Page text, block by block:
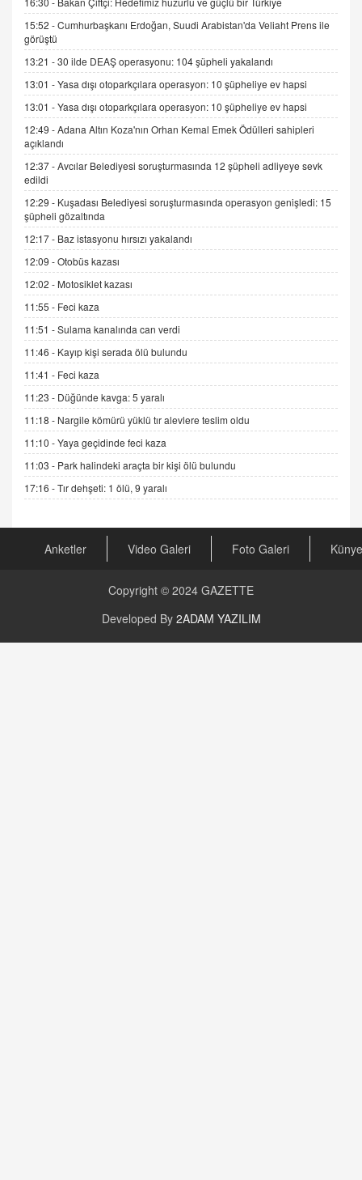
15.09.2025 16:17
SEHER EREK
Kış Ayları Geldi, Hangi Önlemler Alınmalı?
9.12.2025 10:11
İNCİ GÜL AKÖL
06.07.2026 13:00
ADEM AKÖL
Esed Destekçilerinin Yüzüne Vurulan Şamar:
Sednaya
11.12.2024 12:30
DR. EKREM ASLAN
Gerçek Ne, Algı Ne? "Beraber Yürüyoruz"
Cümlesinin Peşinden
19.07.2025 12:45
GÖNÜL MENEKŞE
Şifacının Yolu
04.11.2025 12:56
AV. RÜMEYSA ÖZKALE
Kira Uyuşmazlıklarında Dava Açmadan Önce
Arabulucuya Başvuru Şartı
CAN UĞURATEŞ
Değişen yapısıyla Suriye
GÜNLÜK BURÇ YORUMU
15:52 -Cumhurbaşkanı Erdoğan, Suudi Arabistan'da Veliaht Prens ile
görüştü
13:21 -30 ilde DEAŞ operasyonu: 104 şüpheli yakalandı
13:01 -Yasa dışı otoparkçılara operasyon: 10 şüpheliye ev hapsi
13:01 -Yasa dışı otoparkçılara operasyon: 10 şüpheliye ev hapsi
12:49 -Adana Altın Koza'nın Orhan Kemal Emek Ödülleri sahipleri
açıklandı
12:37 -Avcılar Belediyesi soruşturmasında 12 şüpheli adliyeye sevk
edildi
12:29 - Kuşadası Belediyesi soruşturmasında operasyon genişledi: 15
şüpheli gözaltında
12:17 - Baz istasyonu hırsızı yakalandı
12:09 -Otobüs kazası
12:02 - Motosiklet kazası
11:55 - Feci kaza
11:51 -Sulama kanalında can verdi
11:46 - Kayıp kişi serada ölü bulundu
11:41 - Feci kaza
11:23 - Düğünde kavga: 5 yaralı
11:18 - Nargile kömürü yüklü tır alevlere teslim oldu
11:10 -Yaya geçidinde feci kaza
11:03 - Park halindeki araçta bir kişi ölü bulundu
17:16 -Tır dehşeti: 1 ölü, 9 yaralı
Anketler Video Galeri Foto Galeri Künye
Copyright © 2024 GAZETTE
Developed By 2ADAM YAZILIM